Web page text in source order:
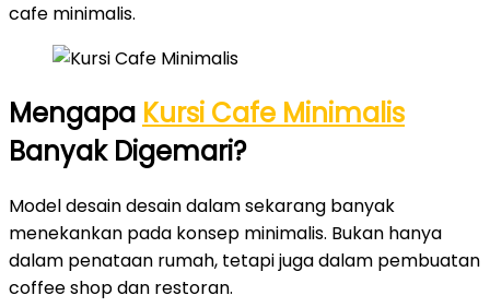
cafe minimalis.
Mengapa Kursi Cafe Minimalis
Banyak Digemari?
Model desain desain dalam sekarang banyak
menekankan pada konsep minimalis. Bukan hanya
dalam penataan rumah, tetapi juga dalam pembuatan
coffee shop dan restoran.